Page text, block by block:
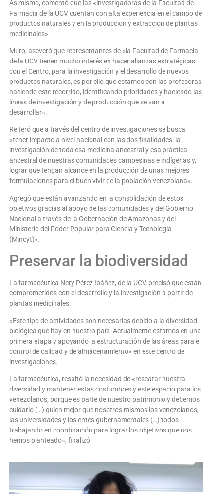
Asimismo, comentó que las «investigadoras de la Facultad de
Farmacia de la UCV cuentan con alta experiencia en el campo de
productos naturales y en la producción y extracción de plantas
medicinales».
Muro, aseveró que representantes de «la Facultad de Farmacia
de la UCV tienen mucho interés en hacer alianzas estratégicas
con el Centro, para la investigación y el desarrollo de nuevos
productos naturales, es por ello que estamos con las profesoras
haciendo este recorrido, identificando prioridades y haciendo las
líneas de investigación y de producción que se van a
desarrollar».
Reiteró que a través del centro de investigaciones se busca
«tener impacto a nivel nacional con las dos finalidades: la
investigación de toda esa medicina ancestral y esa práctica
ancestral de nuestras comunidades campesinas e indígenas y,
lograr que tengan alcance en la producción de unas mejores
formulaciones para el buen vivir de la población venezolana».
Agregó que están avanzando en la consolidación de estos
objetivos gracias al apoyo de las comunidades y del Gobierno
Nacional a través de la Gobernación de Amazonas y del
Ministerio del Poder Popular para Ciencia y Tecnología
(Mincyt)».
Preservar la biodiversidad
La farmacéutica Nery Pérez Ibáñez, de la UCV, precisó que están
comprometidos con el desarrollo y la investigación a partir de
plantas medicinales.
«Este tipo de actividades son necesarias debido a la diversidad
biológica que hay en nuestro país. Actualmente estamos en una
primera etapa y apoyando la estructuración de las áreas para el
control de calidad y de almacenamiento» en este centro de
investigaciones.
La farmacéutica, resaltó la necesidad de «rescatar nuestra
diversidad y mantener estas costumbres y este espacio para los
venezolanos, porque es parte de nuestro patrimonio y debemos
cuidarlo (…) quien mejor que nosotros mismos los venezolanos,
las universidades y los entes gubernamentales (…) todos
trabajando en coordinación para lograr los objetivos que nos
hemos planteado», finalizó.